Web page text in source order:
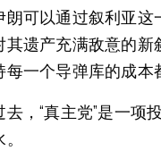
可以通过叙利亚
遗产充满敌意的
一个导弹库的成本
，“真主党”是一